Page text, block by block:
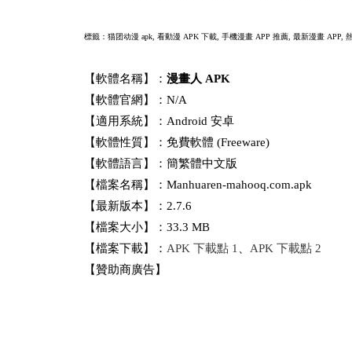
標籤：猫团动漫 apk, 看動漫 APK 下載, 手機漫畫 APP 推薦, 最新漫畫 APP,
【軟體名稱】： 漫畫人 APK
【軟體官網】：N/A
【適用系統】：Android 安卓
【軟體性質】：免費軟體 (Freeware)
【軟體語言】：簡繁體中文版
【檔案名稱】：Manhuaren-mahooq.com.apk
【最新版本】：2.7.6
【檔案大小】：33.3 MB
【檔案下載】： APK 下載點 1、 APK 下載點 2
【贊助商廣告】